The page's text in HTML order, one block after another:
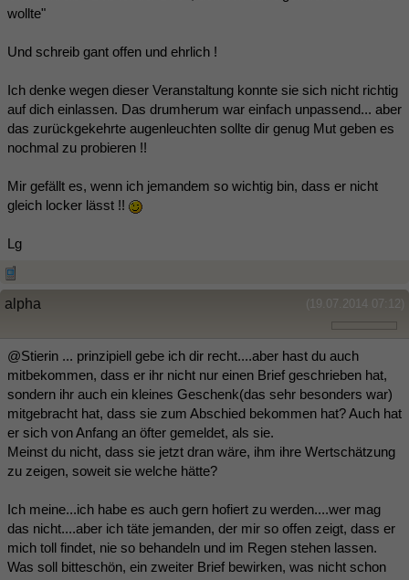
wollte"
Und schreib gant offen und ehrlich !
Ich denke wegen dieser Veranstaltung konnte sie sich nicht richtig
auf dich einlassen. Das drumherum war einfach unpassend... aber
das zurückgekehrte augenleuchten sollte dir genug Mut geben es
nochmal zu probieren !!
Mir gefällt es, wenn ich jemandem so wichtig bin, dass er nicht
gleich locker lässt !!
Lg
(19.07.2014 07:12)
alpha
@Stierin ... prinzipiell gebe ich dir recht....aber hast du auch
mitbekommen, dass er ihr nicht nur einen Brief geschrieben hat,
sondern ihr auch ein kleines Geschenk(das sehr besonders war)
mitgebracht hat, dass sie zum Abschied bekommen hat? Auch hat
er sich von Anfang an öfter gemeldet, als sie.
Meinst du nicht, dass sie jetzt dran wäre, ihm ihre Wertschätzung
zu zeigen, soweit sie welche hätte?
Ich meine...ich habe es auch gern hofiert zu werden....wer mag
das nicht....aber ich täte jemanden, der mir so offen zeigt, dass er
mich toll findet, nie so behandeln und im Regen stehen lassen.
Was soll bitteschön, ein zweiter Brief bewirken, was nicht schon